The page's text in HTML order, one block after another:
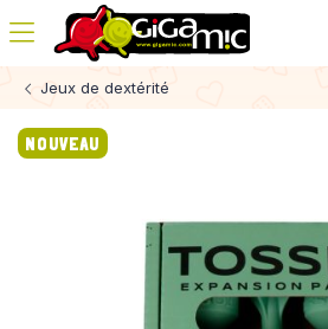
Jeux de dextérité
NOUVEAU